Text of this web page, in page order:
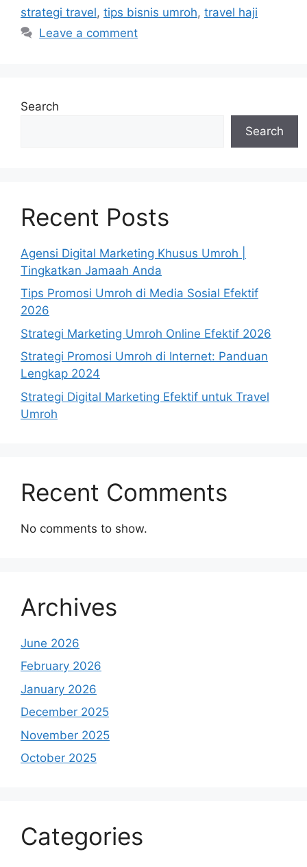
strategi travel, tips bisnis umroh, travel haji
Leave a comment
Search
Search
Recent Posts
Agensi Digital Marketing Khusus Umroh |
Tingkatkan Jamaah Anda
Tips Promosi Umroh di Media Sosial Efektif
2026
Strategi Marketing Umroh Online Efektif 2026
Strategi Promosi Umroh di Internet: Panduan
Lengkap 2024
Strategi Digital Marketing Efektif untuk Travel
Umroh
Recent Comments
No comments to show.
Archives
June 2026
February 2026
January 2026
December 2025
November 2025
October 2025
Categories